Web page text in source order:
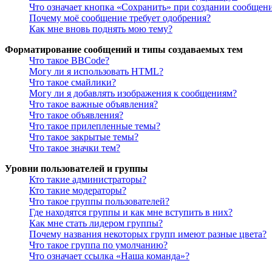
Что означает кнопка «Сохранить» при создании
Почему моё сообщение требует одобрения?
Как мне вновь поднять мою тему?
Форматирование сообщений и типы создаваемых тем
Что такое BBCode?
Могу ли я использовать HTML?
Что такое смайлики?
Могу ли я добавлять изображения к сообщениям?
Что такое важные объявления?
Что такое объявления?
Что такое прилепленные темы?
Что такое закрытые темы?
Что такое значки тем?
Уровни пользователей и группы
Кто такие администраторы?
Кто такие модераторы?
Что такое группы пользователей?
Где находятся группы и как мне вступить в них?
Как мне стать лидером группы?
Почему названия некоторых групп имеют разные цвета?
Что такое группа по умолчанию?
Что означает ссылка «Наша команда»?